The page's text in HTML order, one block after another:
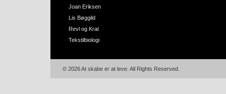
Joan Eriksen
Lis Bøggild
Revl og Krat
Tekstilbiologi
© 2026 At skabe er at leve. All Rights Reserved.